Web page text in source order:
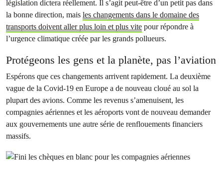
législation dictera réellement. Il s’agit peut-être d’un petit pas dans
la bonne direction, mais les changements dans le domaine des
transports doivent aller plus loin et plus vite pour répondre à
l’urgence climatique créée par les grands pollueurs.
Protégeons les gens et la planète, pas l’aviation
Espérons que ces changements arrivent rapidement. La deuxième
vague de la Covid-19 en Europe a de nouveau cloué au sol la
plupart des avions. Comme les revenus s’amenuisent, les
compagnies aériennes et les aéroports vont de nouveau demander
aux gouvernements une autre série de renflouements financiers
massifs.